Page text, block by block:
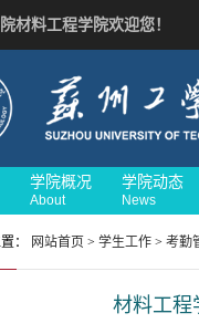
材料工程学院欢迎您！
学院概况
About
学院动态
News
： 网站首页 > 学生工作 > 考勤
材料工程